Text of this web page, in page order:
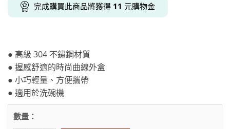
完成購買此商品將獲得 11 元購物金
● 高級 304 不鏽鋼材質
● 握感舒適的時尚曲線外盒
● 小巧輕量、方便攜帶
● 適用於洗碗機
數量：